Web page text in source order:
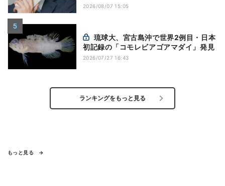
2026/08/07 15:05
初記録の「コモレビアゴアマダイ」発見
2026/07/27 16:43
ランキングをもっと見る
もっと見る